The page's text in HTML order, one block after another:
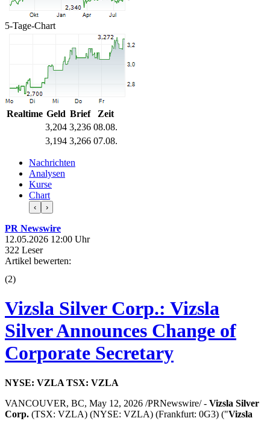
5-Tage-Chart
Realtime Geld Brief
Zeit
3,204 3,236 08.08.
3,194 3,266 07.08.
Nachrichten
Analysen
Kurse
Chart
‹ ›
PR Newswire
12.05.2026 12:00 Uhr
322 Leser
Artikel bewerten:
(2)
Vizsla Silver Corp.: Vizsla
Silver Announces Change of
Corporate Secretary
NYSE: VZLA TSX: VZLA
VANCOUVER, BC, May 12, 2026 /PRNewswire/ - Vizsla Silver
Corp. (TSX: VZLA) (NYSE: VZLA) (Frankfurt: 0G3) ("Vizsla